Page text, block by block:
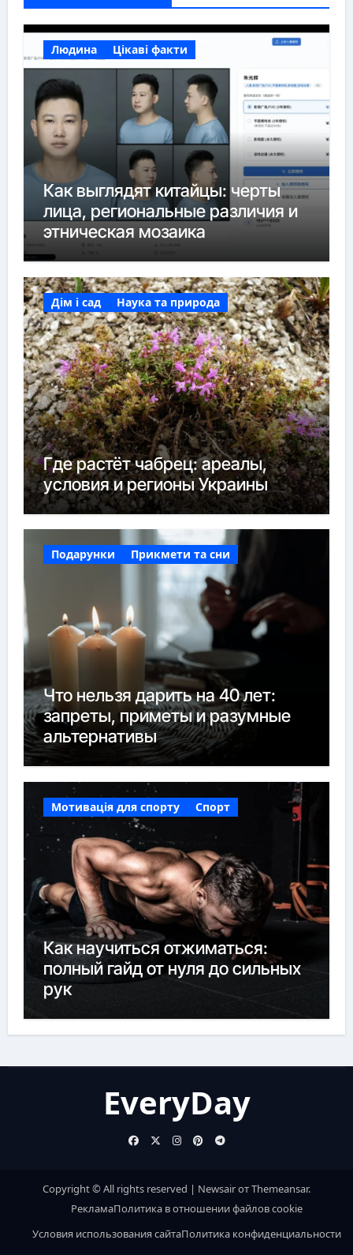
Людина Цікаві факти
Как выглядят китайцы: черты
лица, региональные различия и
этническая мозаика
Дім і сад Наука та природа
Где растёт чабрец: ареалы,
условия и регионы Украины
Подарунки Прикмети та сни
Что нельзя дарить на 40 лет:
запреты, приметы и разумные
альтернативы
Мотивація для спорту Спорт
Как научиться отжиматься:
полный гайд от нуля до сильных
рук
EveryDay
Copyright © All rights reserved | NewsairотThemeansar.
РекламаПолитика в отношении файлов cookie
Условия использования сайтаПолитика конфиденциальности